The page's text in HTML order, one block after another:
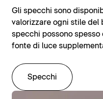
Gli specchi sono
valorizzare ogni stile del
specchi possono
fonte di luce
Specchi